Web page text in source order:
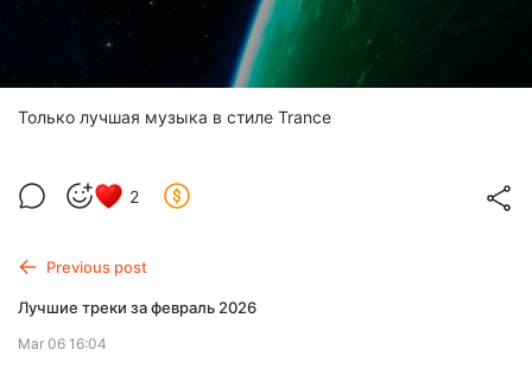
Только лучшая музыка в стиле Trance
2
Previous post
Лучшие треки за февраль 2026
Mar 06 16:04